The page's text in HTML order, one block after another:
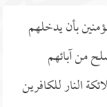
بأن يدخلهم
من آبائهم
النار للكافرين